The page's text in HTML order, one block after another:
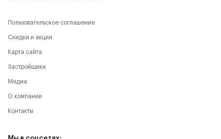
Пользовательское соглашение
Скидки и акции
Карта сайта
Застройщики
Медиа
О компании
Контакты